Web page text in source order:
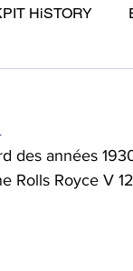
HiSTORY
des années
Rolls Royce V